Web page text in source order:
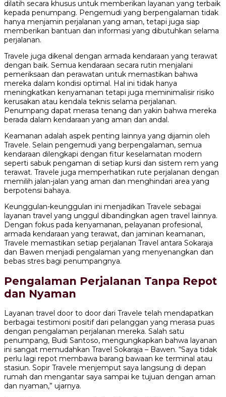
dilatih secara khusus untuk memberikan layanan yang terbaik
kepada penumpang. Pengemudi yang berpengalaman tidak
hanya menjamin perjalanan yang aman, tetapi juga siap
memberikan bantuan dan informasi yang dibutuhkan selama
perjalanan.
Travele juga dikenal dengan armada kendaraan yang terawat
dengan baik. Semua kendaraan secara rutin menjalani
pemeriksaan dan perawatan untuk memastikan bahwa
mereka dalam kondisi optimal. Hal ini tidak hanya
meningkatkan kenyamanan tetapi juga meminimalisir risiko
kerusakan atau kendala teknis selama perjalanan.
Penumpang dapat merasa tenang dan yakin bahwa mereka
berada dalam kendaraan yang aman dan andal.
Keamanan adalah aspek penting lainnya yang dijamin oleh
Travele. Selain pengemudi yang berpengalaman, semua
kendaraan dilengkapi dengan fitur keselamatan modern
seperti sabuk pengaman di setiap kursi dan sistem rem yang
terawat. Travele juga memperhatikan rute perjalanan dengan
memilih jalan-jalan yang aman dan menghindari area yang
berpotensi bahaya.
Keunggulan-keunggulan ini menjadikan Travele sebagai
layanan travel yang unggul dibandingkan agen travel lainnya.
Dengan fokus pada kenyamanan, pelayanan profesional,
armada kendaraan yang terawat, dan jaminan keamanan,
Travele memastikan setiap perjalanan Travel antara Sokaraja
dan Bawen menjadi pengalaman yang menyenangkan dan
bebas stres bagi penumpangnya.
Pengalaman Perjalanan Tanpa Repot
dan Nyaman
Layanan travel door to door dari Travele telah mendapatkan
berbagai testimoni positif dari pelanggan yang merasa puas
dengan pengalaman perjalanan mereka. Salah satu
penumpang, Budi Santoso, mengungkapkan bahwa layanan
ini sangat memudahkan Travel Sokaraja – Bawen. “Saya tidak
perlu lagi repot membawa barang bawaan ke terminal atau
stasiun. Sopir Travele menjemput saya langsung di depan
rumah dan mengantar saya sampai ke tujuan dengan aman
dan nyaman,” ujarnya.